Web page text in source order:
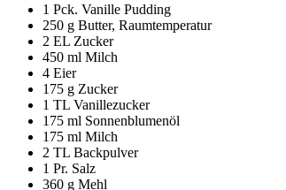
1 Pck. Vanille Pudding
250 g Butter, Raumtemperatur
2 EL Zucker
450 ml Milch
4 Eier
175 g Zucker
1 TL Vanillezucker
175 ml Sonnenblumenöl
175 ml Milch
2 TL Backpulver
1 Pr. Salz
360 g Mehl